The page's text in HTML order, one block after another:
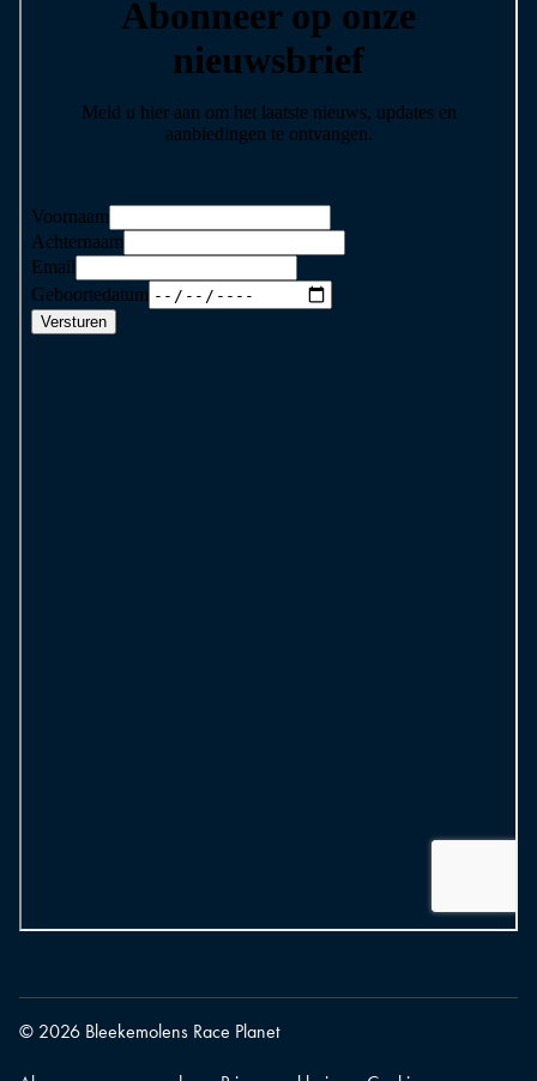
© 2026 Bleekemolens Race Planet